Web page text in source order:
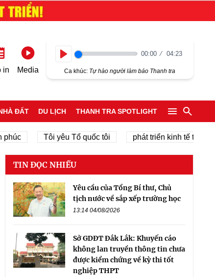
in Media
00:00 04:23
Ca khúc: Tự hào người làm báo Thanh tra
ĐẤT DU LỊCH THANH TRA SPOTLIGHT
Tôi yêu Tổ quốc tôi phát triển kinh tế tư nhân
TIN ĐỌC NHIỀU
Yêu cầu của Tổng Bí thư, Chủ
tịch nước về sắp xếp trường học
13:14 04/08/2026
Sở GDĐT Đắk Lắk: Khuyến cáo
không lan truyền thông tin chưa
được kiểm chứng về kỳ thi tốt
nghiệp THPT